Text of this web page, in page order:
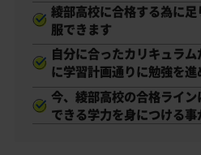
綾部高校に合格する為に
服できます
自分に合ったカリキュラ
に学習計画通りに勉強を
今、綾部高校の合格ライ
できる学力を身につける